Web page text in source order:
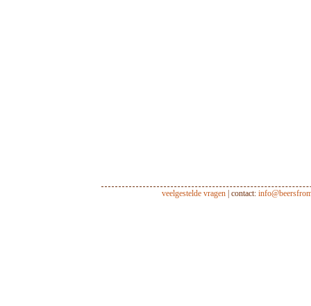
veelgestelde vragen | contact: